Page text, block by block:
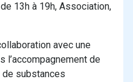
13h à 19h, Association,
avec une
l’accompagnement de
substances